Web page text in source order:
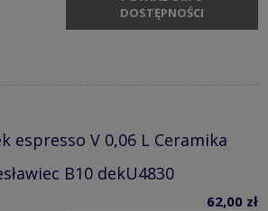
DOSTĘPNOŚCI
espresso V 0,06 L Ceramika
B10 dekU4830
62,00 zł